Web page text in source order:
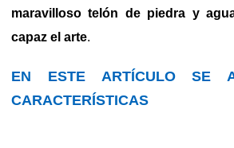
maravilloso telón de piedra y
capaz el arte.
EN ESTE ARTÍCULO SE
CARACTERÍSTICAS